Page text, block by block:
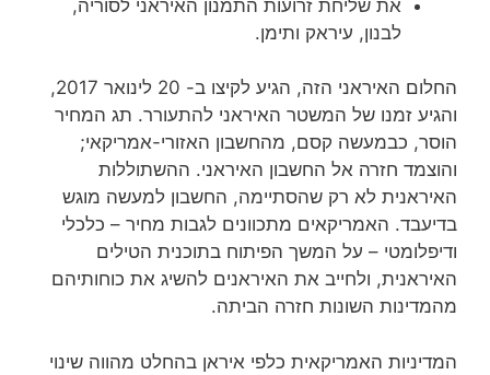
את שליחת זרועות התמנון האיראני לסוריה,
לבנון, עיראק ותימן.
החלום האיראני הזה, הגיע לקיצו ב- 20 לינואר 2017,
והגיע זמנו של המשטר האיראני להתעורר. תג המחיר
הוסר, כבמעשה קסם, מהחשבון האזורי-אמריקאי;
והוצמד חזרה אל החשבון האיראני. ההשתוללות
האיראנית לא רק שהסתיימה, החשבון למעשה מוגש
בדיעבד. האמריקאים מתכוונים לגבות מחיר – כלכלי
ודיפלומטי – על המשך הפיתוח בתוכנית הטילים
האיראנית, ולחייב את האיראנים להשיג את כוחותיהם
מהמדינות השונות חזרה הביתה.
המדיניות האמריקאית כלפי איראן בהחלט מהווה שינוי